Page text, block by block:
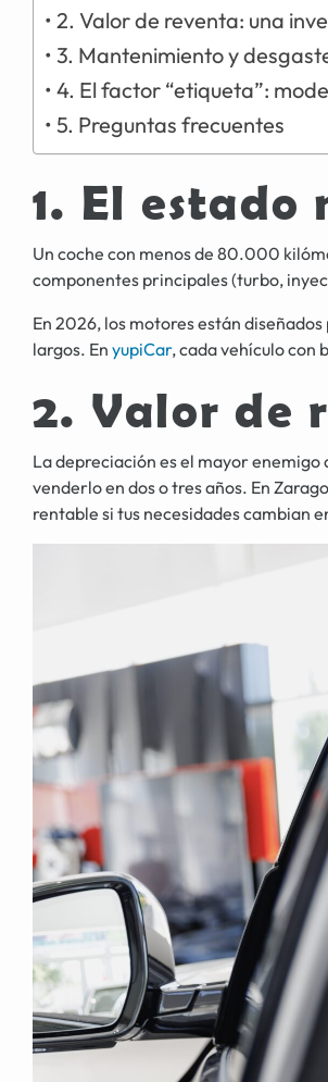
2. Valor de reventa: una
3. Mantenimiento y
4. El factor “etiqueta”:
5. Preguntas frecuentes
1. El estado
Un coche con menos de 80.000
componentes principales (turbo,
En 2026, los motores están
largos. En yupiCar, cada vehículo con
2. Valor de
La depreciación es el mayor
venderlo en dos o tres años. En
rentable si tus necesidades cambian